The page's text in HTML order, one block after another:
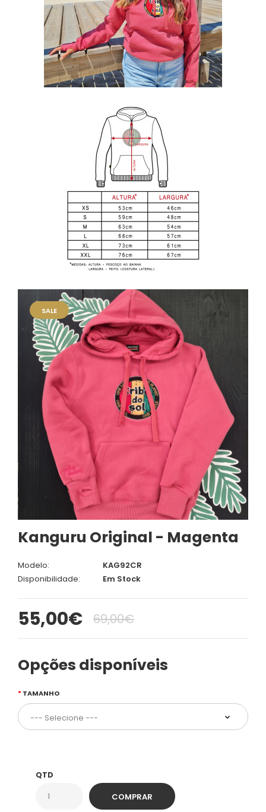
SALE
Kanguru Original - Magenta
Modelo:
KAG92CR
Disponibilidade:
Em Stock
55,00€ 69,00€
Opções disponíveis
TAMANHO
QTD